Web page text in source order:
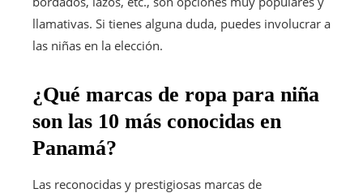
llamativas. Si tienes alguna duda, puedes involucrar a
las niñas en la elección.
¿Qué marcas de ropa para niña
son las 10 más conocidas en
Panamá?
Las reconocidas y prestigiosas marcas de